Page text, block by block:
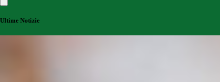
Ultime Notizie